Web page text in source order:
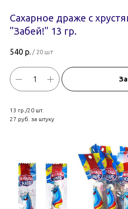
Сахарное драже с
"Забей!" 13 гр.
540 р. / 20 шт
13 гр./20 шт.
27 руб. за штуку